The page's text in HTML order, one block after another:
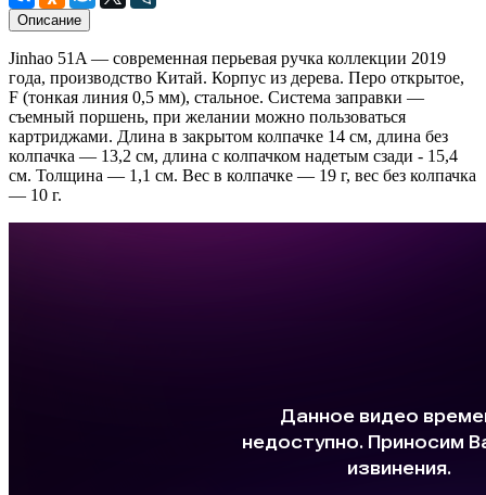
Описание
Jinhao 51A ― современная перьевая ручка коллекции 2019
года, производство Китай. Корпус из дерева. Перо открытое,
F (тонкая линия 0,5 мм), стальное. Система заправки ―
съемный поршень, при желании можно пользоваться
картриджами. Длина в закрытом колпачке 14 см, длина без
колпачка ― 13,2 см, длина с колпачком надетым сзади - 15,4
см. Толщина ― 1,1 см. Вес в колпачке ― 19 г, вес без колпачка
― 10 г.